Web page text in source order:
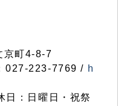
京町4-8-7
027-223-7769 / h
：日曜日・祝祭